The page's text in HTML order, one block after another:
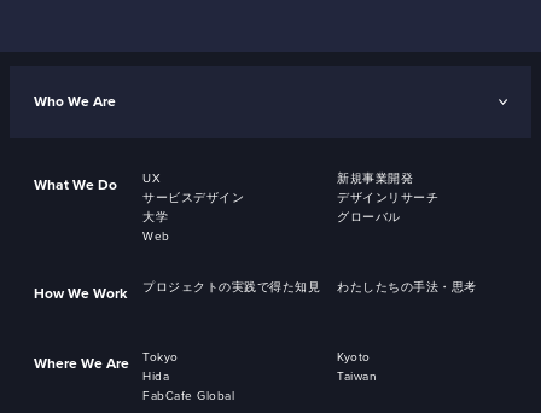
Who We Are
What We Do UX
新規事業開発
サービスデザイン
デザインリサーチ
大学
グローバル
Web
How We Work プロジェクトの実践で得た知見 わたしたちの手法・思考
Where We Are Tokyo
Kyoto
Hida
Taiwan
FabCafe Global